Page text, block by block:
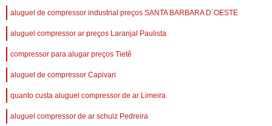
aluguel de compressor industrial preços SANTA BARBARA D´OESTE
aluguel compressor ar preços Laranjal Paulista
compressor para alugar preços Tietê
aluguel de compressor Capivari
quanto custa aluguel compressor de ar Limeira
aluguel compressor de ar schulz Pedreira